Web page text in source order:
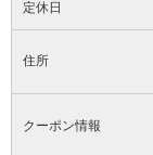
定休日
住所
クーポン情報